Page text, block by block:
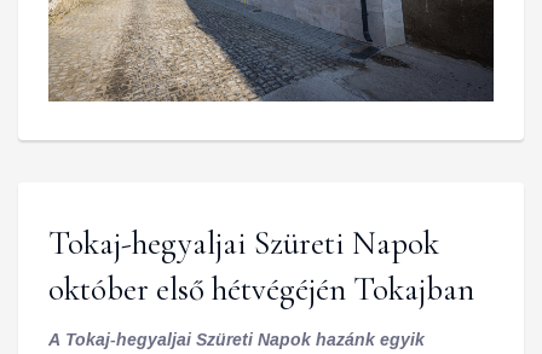
Tokaj-hegyaljai Szüreti Napok
október első hétvégéjén Tokajban
A Tokaj-hegyaljai Szüreti Napok hazánk egyik